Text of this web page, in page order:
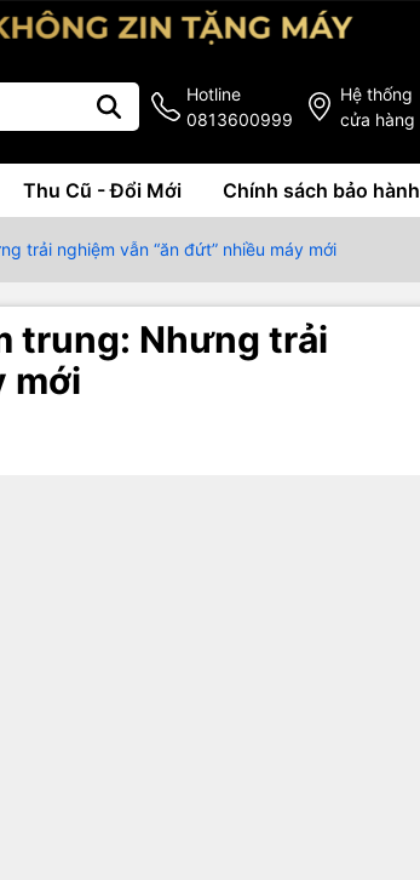
Hotline
0813600999
Hệ thống
cửa hàng
Thu Cũ - Đổi Mới Chính sách bảo hành
trải nghiệm vẫn “ăn đứt” nhiều máy mới
trung: Nhưng trải
mới